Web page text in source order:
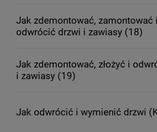
Jak zdemontować, zamontować i
odwrócić drzwi i zawiasy (18)
Jak zdemontować, złożyć i
i zawiasy (19)
Jak odwrócić i wymienić drzwi